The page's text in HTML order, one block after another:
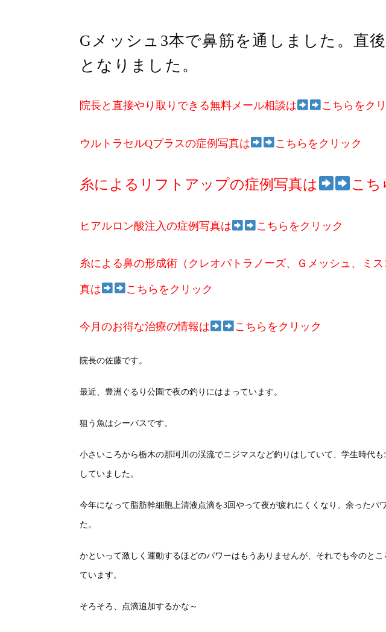
Gメッシュ3本で鼻筋を通しました。直
となりました。
院長と直接やり取りできる無料メール相談は こちらをク
ウルトラセルQプラスの症例写真は こちらをクリック
糸によるリフトアップの症例写真は こち
ヒアルロン酸注入の症例写真は こちらをクリック
糸による鼻の形成術（クレオパトラノーズ、Ｇメッシュ、ミ
真は こちらをクリック
今月のお得な治療の情報は こちらをクリック
院長の佐藤です。
最近、豊洲ぐるり公園で夜の釣りにはまっています。
狙う魚はシーバスです。
小さいころから栃木の那珂川の渓流でニジマスなど釣りはしていて、学生時代も
していました。
今年になって脂肪幹細胞上清液点滴を3回やって夜が疲れにくくなり、余ったパ
た。
かといって激しく運動するほどのパワーはもうありませんが、それでも今のとこ
ています。
そろそろ、点滴追加するかな～